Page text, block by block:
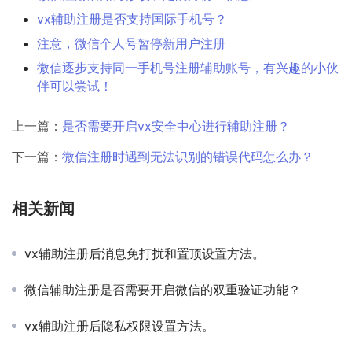
vx辅助注册是否支持国际手机号？
注意，微信个人号暂停新用户注册
微信逐步支持同一手机号注册辅助账号，有兴趣的小伙
伴可以尝试！
上一篇： 是否需要开启vx安全中心进行辅助注册？
下一篇： 微信注册时遇到无法识别的错误代码怎么办？
相关新闻
vx辅助注册后消息免打扰和置顶设置方法。
微信辅助注册是否需要开启微信的双重验证功能？
vx辅助注册后隐私权限设置方法。